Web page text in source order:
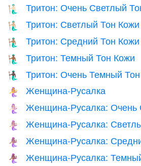
🧜🏻‍♂️ Тритон: Очень Светлый
🧜🏼‍♂️ Тритон: Светлый Тон Кожи
🧜🏽‍♂️ Тритон: Средний Тон Кожи
🧜🏾‍♂️ Тритон: Темный Тон Кожи
🧜🏿‍♂️ Тритон: Очень Темный
🧜‍♀️ Женщина-Русалка
🧜🏻‍♀️ Женщина-Русалка: Очень
🧜🏼‍♀️ Женщина-Русалка:
🧜🏽‍♀️ Женщина-Русалка:
🧜🏾‍♀️ Женщина-Русалка: